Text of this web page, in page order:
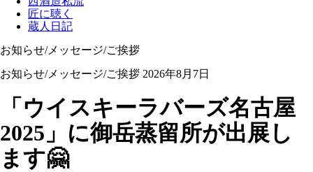
匠に聴く
蔵人日記
お知らせ/メッセージ/ご挨拶
お知らせ/メッセージ/ご挨拶 2026年8月7日
「ウイスキーラバーズ名古屋
2025」に御岳蒸留所が出展し
ます🤗